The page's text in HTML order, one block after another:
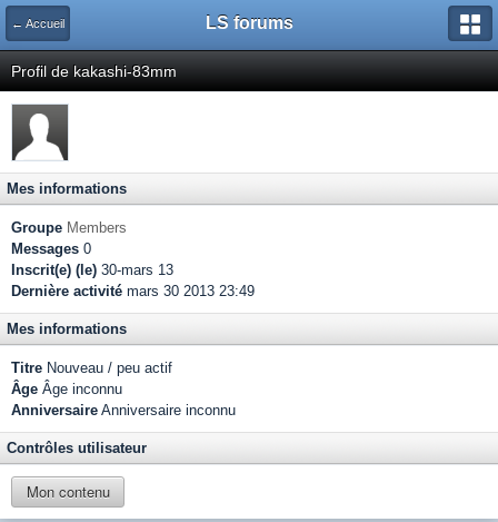
← Accueil LS forums
Profil de kakashi-83mm
Mes informations
Groupe Members
Messages 0
Inscrit(e) (le) 30-mars 13
Dernière activité mars 30 2013 23:49
Mes informations
Titre Nouveau / peu actif
Âge Âge inconnu
Anniversaire Anniversaire inconnu
Contrôles utilisateur
Mon contenu